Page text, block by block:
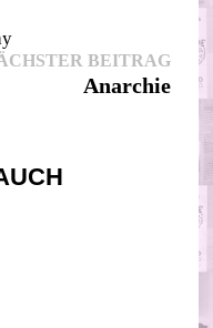
BEITRAG
Anarchie